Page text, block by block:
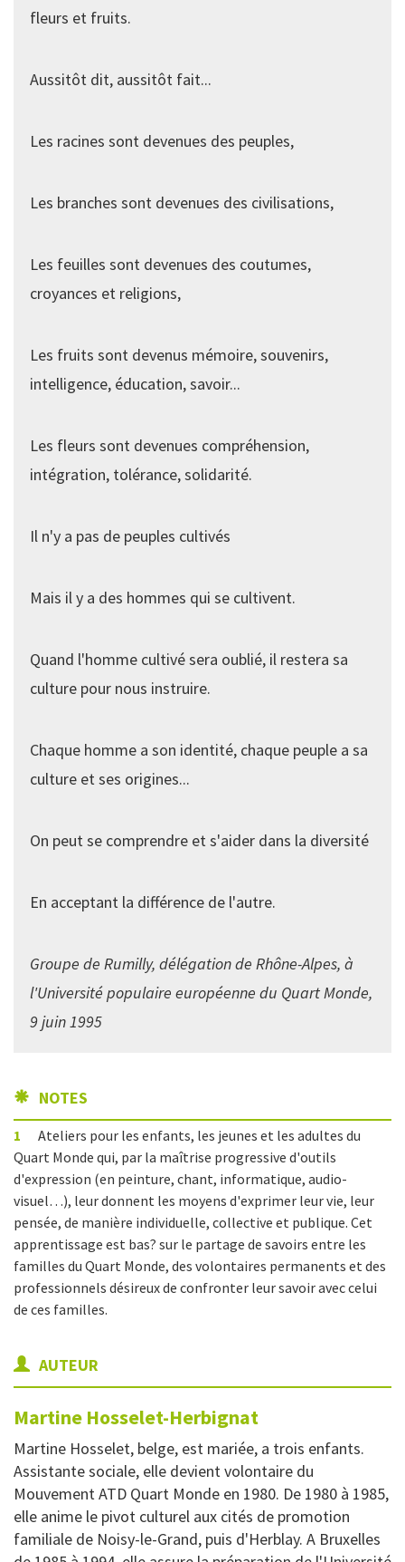
fleurs et fruits.
Aussitôt dit, aussitôt fait...
Les racines sont devenues des peuples,
Les branches sont devenues des civilisations,
Les feuilles sont devenues des coutumes,
croyances et religions,
Les fruits sont devenus mémoire, souvenirs,
intelligence, éducation, savoir...
Les fleurs sont devenues compréhension,
intégration, tolérance, solidarité.
Il n'y a pas de peuples cultivés
Mais il y a des hommes qui se cultivent.
Quand l'homme cultivé sera oublié, il restera sa
culture pour nous instruire.
Chaque homme a son identité, chaque peuple a sa
culture et ses origines...
On peut se comprendre et s'aider dans la diversité
En acceptant la différence de l'autre.
Groupe de Rumilly, délégation de Rhône-Alpes, à
l'Université populaire européenne du Quart Monde,
9 juin 1995
NOTES
1
Ateliers pour les enfants, les jeunes et les adultes du
Quart Monde qui, par la maîtrise progressive d'outils
d'expression (en peinture, chant, informatique, audio-
visuel…), leur donnent les moyens d'exprimer leur vie, leur
pensée, de manière individuelle, collective et publique. Cet
apprentissage est bas? sur le partage de savoirs entre les
familles du Quart Monde, des volontaires permanents et des
professionnels désireux de confronter leur savoir avec celui
de ces familles.
AUTEUR
Martine Hosselet-Herbignat
Martine Hosselet, belge, est mariée, a trois enfants.
Assistante sociale, elle devient volontaire du
Mouvement ATD Quart Monde en 1980. De 1980 à 1985,
elle anime le pivot culturel aux cités de promotion
familiale de Noisy-le-Grand, puis d'Herblay. A Bruxelles